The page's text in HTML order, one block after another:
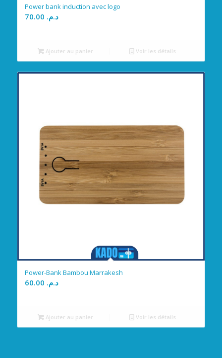
Power bank induction avec logo
د.م.
Ajouter au panier Voir les détails
Power-Bank Bambou Marrakesh
د.م.
Ajouter au panier Voir les détails